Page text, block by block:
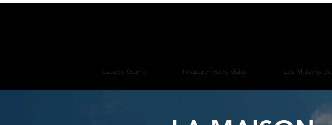
Escape Game Préparer votre visite Les Maisons